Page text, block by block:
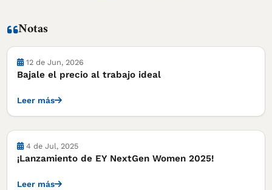
Notas
Notas
12 de Jun, 2026
Bajale el precio al trabajo ideal
Leer más
Notas
4 de Jul, 2025
¡Lanzamiento de EY NextGen Women 2025!
Leer más